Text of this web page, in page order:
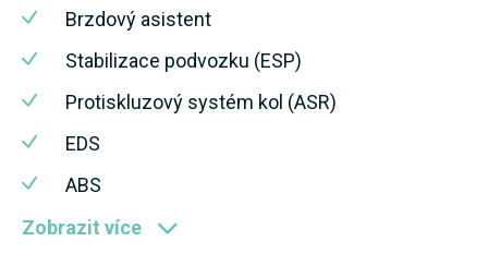
Brzdový asistent
Stabilizace podvozku (ESP)
Protiskluzový systém kol (ASR)
EDS
ABS
Zobrazit více